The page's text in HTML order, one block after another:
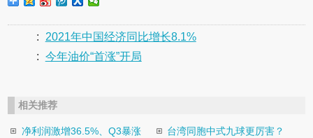
:
2021年中国经济同比增长8.1%
: 今年油价“首涨”开局
相关推荐
净利润激增36.5%、Q3暴涨
台湾同胞中式九球更厉害？